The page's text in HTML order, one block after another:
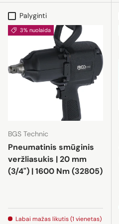
Palyginti
3% nuolaida
BGS Technic
Pneumatinis smūginis
veržliasukis | 20 mm
(3/4") | 1600 Nm (32805)
Labai mažas likutis (1 vienetas)